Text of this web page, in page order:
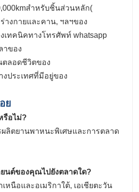
สําหรับชิ้นส่วนหลัก(
ร่างกายและคาน, ฯลฯของ
เทคนิคทางโทรศัพท์ whatsapp
าของ
ลอดชีวิตของ
งประเทศที่มีอยู่ของ
ย
รือไม่?
ผลิตยานพาหนะพิเศษและการตลาด
นต์ของคุณไปยังตลาดใด?
หนือและอเมริกาใต้, เอเชียตะวัน